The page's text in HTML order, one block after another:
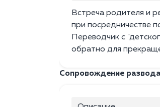
Встреча родителя и
при посредничестве
Переводчик с
обратно для
Сопровождение